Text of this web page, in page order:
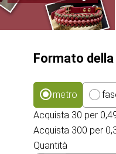
IVA inclusa, esclusa la
- We supply our
Formato
metro
Acquista 30 per
Acquista 300 per
Quantità